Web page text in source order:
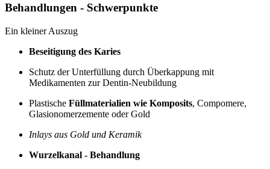
Behandlungen - Schwerpunkte
Ein kleiner Auszug
Beseitigung des Karies
Schutz der Unterfüllung durch Überkappung mit
Medikamenten zur Dentin-Neubildung
Plastische Füllmaterialien wie Komposits, Compomere,
Glasionomerzemente oder Gold
Inlays aus Gold und Keramik
Wurzelkanal - Behandlung